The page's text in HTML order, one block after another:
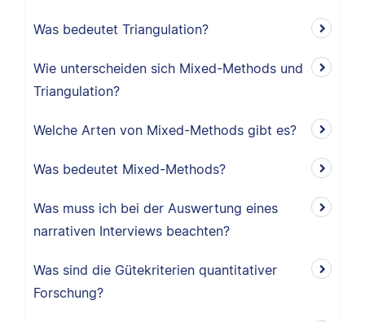
Was bedeutet Triangulation?
Wie unterscheiden sich Mixed-Methods und
Triangulation?
Welche Arten von Mixed-Methods gibt es?
Was bedeutet Mixed-Methods?
Was muss ich bei der Auswertung eines
narrativen Interviews beachten?
Was sind die Gütekriterien quantitativer
Forschung?